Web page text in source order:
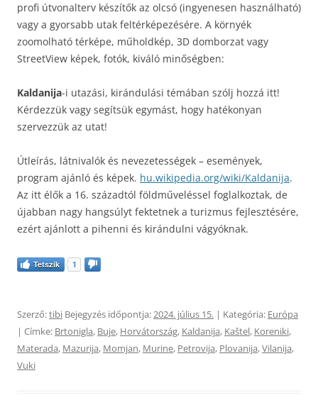
profi útvonalterv készítők az olcsó (ingyenesen használható)
vagy a gyorsabb utak feltérképezésére. A környék
zoomolható térképe, műholdkép, 3D domborzat vagy
StreetView képek, fotók, kiváló minőségben:
Kaldanija-i utazási, kirándulási témában szólj hozzá itt!
Kérdezzük vagy segítsük egymást, hogy hatékonyan
szervezzük az utat!
Útleírás, látnivalók és nevezetességek – események,
program ajánló és képek. hu.wikipedia.org/wiki/Kaldanija.
Az itt élők a 16. századtól földműveléssel foglalkoztak, de
újabban nagy hangsúlyt fektetnek a turizmus fejlesztésére,
ezért ajánlott a pihenni és kirándulni vágyóknak.
Tetszik 1
Szerző:tibi Bejegyzés időpontja:2024. július 15. | Kategória: Európa
| Címke: Brtonigla, Buje, Horvátország, Kaldanija, Kaštel, Koreniki,
Materada, Mazurija, Momjan, Murine, Petrovija, Plovanija,Vilanija,
Vuki